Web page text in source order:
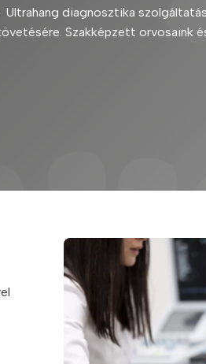
diagnosztika
Szakképzett orvosaink